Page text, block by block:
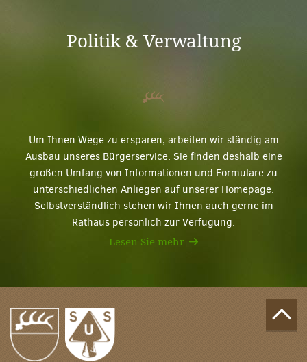
Politik & Verwaltung
Um Ihnen Wege zu ersparen, arbeiten wir ständig am
Ausbau unseres Bürgerservice. Sie finden deshalb eine
großen Umfang von Informationen und Formulare zu
unterschiedlichen Anliegen auf unserer Homepage.
Selbstverständlich stehen wir Ihnen auch gerne im
Rathaus persönlich zur Verfügung.
Lesen Sie mehr